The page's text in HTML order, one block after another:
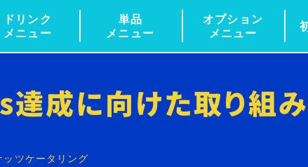
ドリンク
メニュー
単品
メニュー
オプション
メニュー
達成に向けた取り組み
ツケータリング